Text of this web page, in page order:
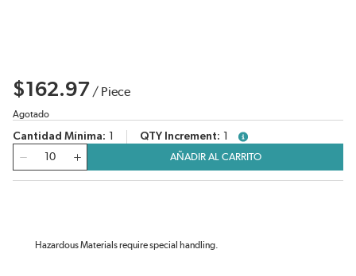
$162.97 / Piece
Agotado
Cantidad Mínima QTY Increment
more info
Cantidad
AÑADIR AL CARRITO
Hazardous Materials require special handling.